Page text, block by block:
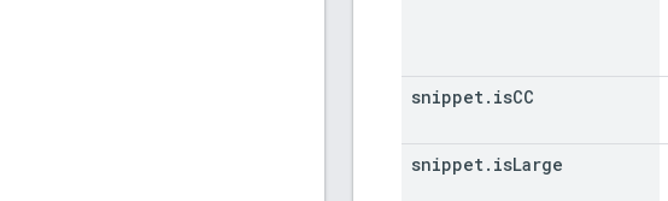
snippet. isCC
snippet. isLarge